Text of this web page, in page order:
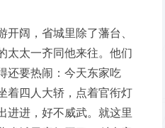
开阔，省城里除了藩台、
太太一齐同他来往。他们
还要热闹：今天东家吃
着四人大轿，点着官衔灯
进进，好不威武。就这里